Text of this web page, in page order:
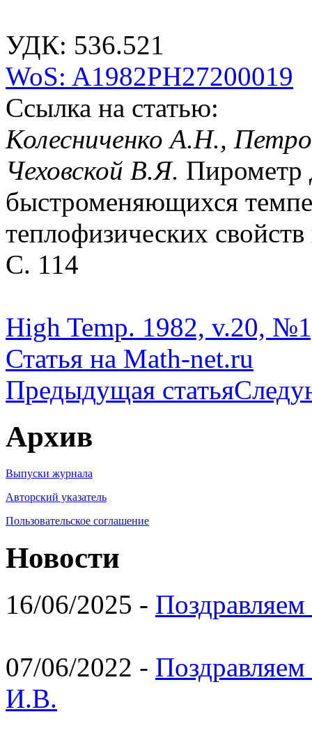
УДК: 536.521
WoS: A1982PH27200019
Ссылка на статью:
Колесниченко А.Н.,
Чеховской В.Я. Пирометр
быстроменяющихся
теплофизических
С. 114
High Temp. 1982, v.20,
Статья на Math-net.ru
Предыдущая статья
Архив
Выпуски журнала
Авторский указатель
Пользовательское соглашение
Новости
16/06/2025 -
07/06/2022 -
И.В.